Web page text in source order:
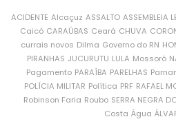
ACIDENTE Alcaçuz ASSALTO ASSEMBLEIA
Caicó CARAÚBAS Ceará CHUVA
currais novos Dilma Governo do RN
PIRANHAS JUCURUTU LULA Mossoró
Pagamento PARAÍBA PARELHAS
POLÍCIA MILITAR Política PRF RAFAEL
Robinson Faria Roubo SERRA NEGRA
Costa Água